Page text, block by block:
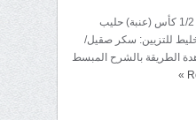
المقادير: 125غ زبدة 1/2 كأس (عنبة) سكر 1/2 كأس (عنبة) زيت 1/2 كأس (عنبة) حليب
حسب الخليط للتزيين: سكر صقيل/
الطريقة بالشرح المبسط
»